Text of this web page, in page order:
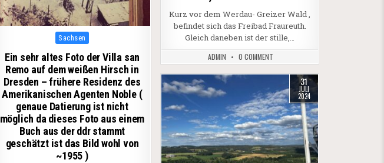
Posted in
Sachsen
Ein sehr altes Foto der Villa san
Remo auf dem weißen Hirsch in
Dresden – frühere Residenz des
Amerikanischen Agenten Noble (
genaue Datierung ist nicht
möglich da dieses Foto aus einem
Buch aus der ddr stammt
geschätzt ist das Bild wohl von
~1955 )
Kurz vor dem Werdau- Greizer Wald ,
befindet sich das Freibad Fraureuth.
Gleich daneben ist der stille,…
ADMIN 0 COMMENT
31
JULI
2024